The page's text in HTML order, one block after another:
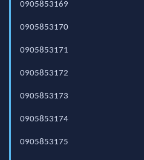
0905853169
0905853170
0905853171
0905853172
0905853173
0905853174
0905853175